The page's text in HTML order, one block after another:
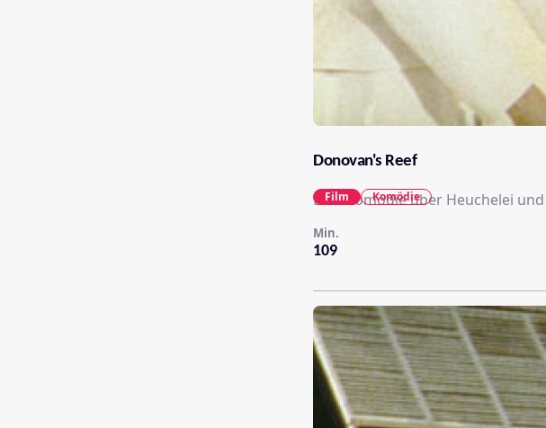
Donovan's Reef
Eine Komödie über Heuchelei
109
Min.
Film Komödie